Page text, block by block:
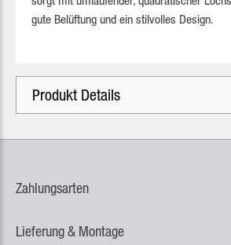
gute Belüftung und ein stilvolles Design.
Produkt Details
Zahlungsarten
Lieferung & Montage